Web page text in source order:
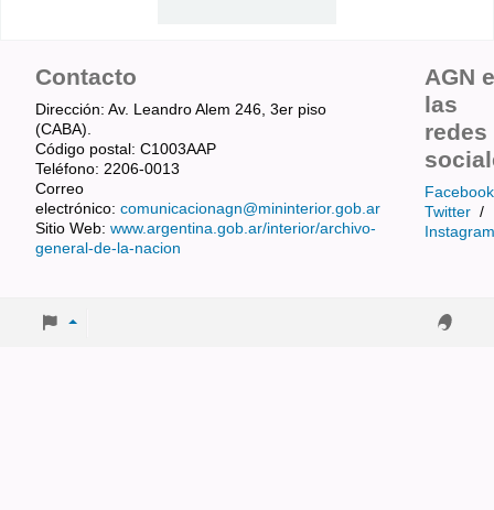
Contacto
Dirección: Av. Leandro Alem 246, 3er piso
(CABA).
Código postal: C1003AAP
Teléfono: 2206-0013
Correo
electrónico: comunicacionagn@mininterior.gob.ar
Sitio Web: www.argentina.gob.ar/interior/archivo-
general-de-la-nacion
AGN
las
redes
Facebook
Twitter /
Instagram